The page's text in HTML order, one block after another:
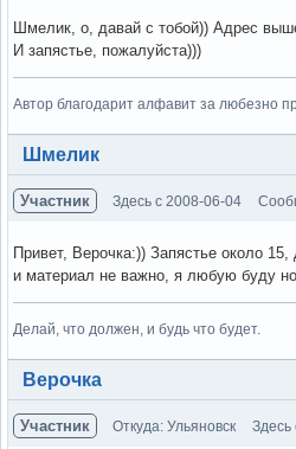
Шмелик, о, давай с тобой)) Адрес
И запястье, пожалуйста)))
Автор благодарит алфавит за любезно
Вне форума
Шмелик
Участник Здесь с 2008-06-04
Привет, Верочка:)) Запястье около
и материал не важно, я любую буду
Делай, что должен, и будь что будет.
Вне форума
Верочка
Участник Откуда: Ульяновск Здесь